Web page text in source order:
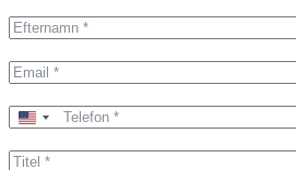
United
+1